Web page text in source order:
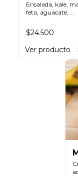
Pintoresca
Armonía
Ensalada, kale,
feta, aguacate,
arroz integral,
oliva y limón.
$24.500
Ver producto